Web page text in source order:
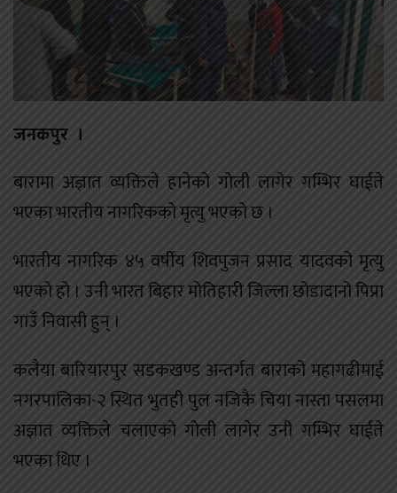
जनकपुर ।
बारामा अज्ञात व्यक्तिले हानेको गोली लागेर गम्भिर घाईते
भएका भारतीय नागरिकको मृत्यु भएको छ ।
भारतीय नागरिक ४५ वर्षीय शिवपुजन प्रसाद यादवको मृत्यु
भएको हो । उनी भारत बिहार मोतिहारी जिल्ला छोडादानो पिप्रा
गाउँ निवासी हुन् ।
कलैया बारियारपुर सडकखण्ड अन्तर्गत बाराको महागढीमाई
नगरपालिका-२ स्थित भुतही पुल नजिकै चिया नास्ता पसलमा
अज्ञात व्यक्तिले चलाएको गोली लागेर उनी गम्भिर घाईते
भएका थिए ।